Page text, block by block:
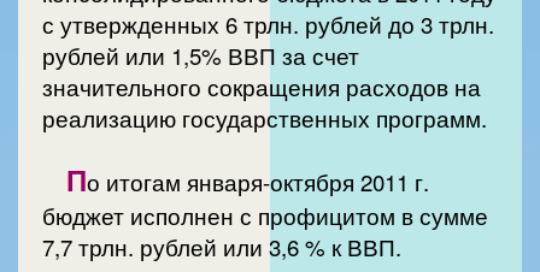
с утвержденных 6 трлн. рублей до 3 трлн.
рублей или 1,5% ВВП за счет
значительного сокращения расходов на
реализацию государственных программ.
По итогам января-октября 2011 г.
бюджет исполнен с профицитом в сумме
7,7 трлн. рублей или 3,6 % к ВВП.